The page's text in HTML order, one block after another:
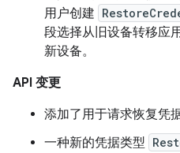
用户创建
段选择从旧设备转移应
新设备。
API 变更
添加了用于请求恢复凭
一种新的凭据类型